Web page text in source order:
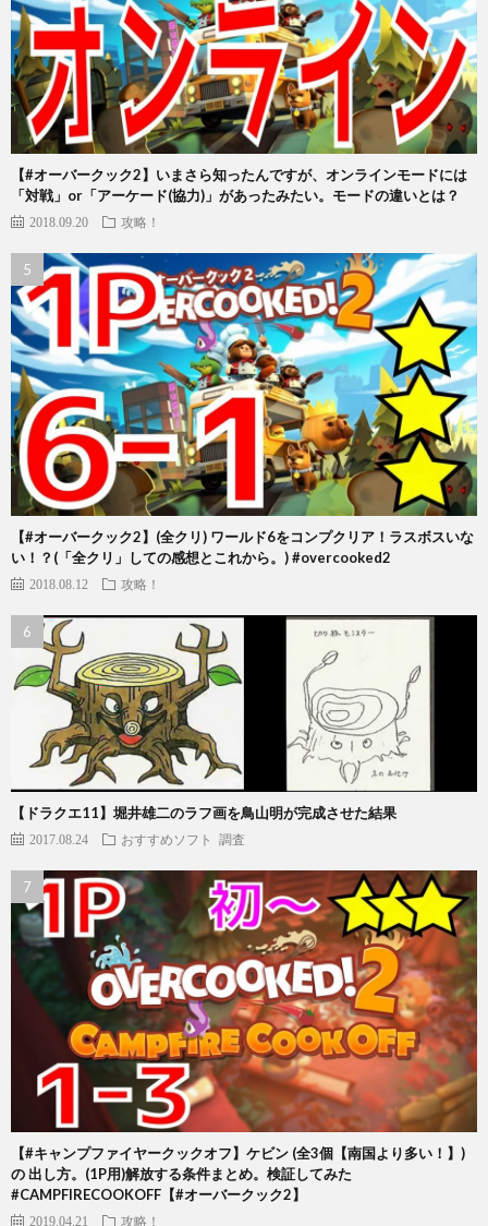
【#オーバークック2】いまさら知ったんですが、オンラインモードには
「対戦」or「アーケード(協力)」があったみたい。モードの違いとは？
2018.09.20 攻略！
【#オーバークック2】(全クリ) ワールド6をコンプクリア！ラスボスいな
い！？(「全クリ」しての感想とこれから。) #overcooked2
2018.08.12 攻略！
【ドラクエ11】堀井雄二のラフ画を鳥山明が完成させた結果
2017.08.24 おすすめソフト 調査
【#キャンプファイヤークックオフ】ケビン (全3個【南国より多い！】)
の 出し方。(1P用)解放する条件まとめ。検証してみた
#CAMPFIRECOOKOFF【#オーバークック2】
2019.04.21 攻略！